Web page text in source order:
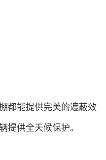
都能提供完美的遮蔽效
提供全天候保护。